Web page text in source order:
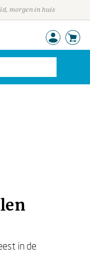
morgen in huis
in de